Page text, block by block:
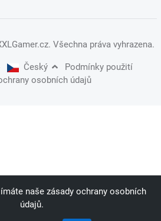
. Všechna práva vyhrazena.
Český
Podmínky použití
osobních údajů
naše zásady ochrany osobních
údajů.